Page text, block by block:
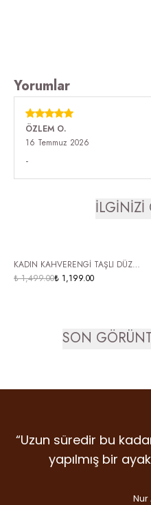
Yorumlar
ÖZLEM O.
16 Temmuz 2026
-
İLGİNİZİ
ÜCRETSİZ KARGO
KADIN KAHVERENGİ TAŞLI DÜZ
TABAN TERLİK LUSİNA
₺ 1,499.00₺ 1,199.00
SON
“Uzun süredir bu
yapılmış bir
Nur
“Detaylara verilen
duruş… Gram
“İlk giydiğim anda
markalardan. Dicle